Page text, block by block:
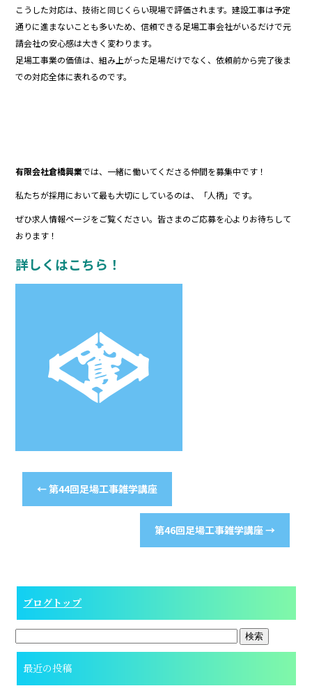
こうした対応は、技術と同じくらい現場で評価されます。建設工事は予定
通りに進まないことも多いため、信頼できる足場工事会社がいるだけで元
請会社の安心感は大きく変わります。
足場工事業の価値は、組み上がった足場だけでなく、依頼前から完了後ま
での対応全体に表れるのです。
有限会社倉橋興業では、一緒に働いてくださる仲間を募集中です！
私たちが採用において最も大切にしているのは、「人柄」です。
ぜひ求人情報ページをご覧ください。皆さまのご応募を心よりお待ちして
おります！
詳しくはこちら！
←第44回足場工事雑学講座
第46回足場工事雑学講座→
ブログトップ
最近の投稿